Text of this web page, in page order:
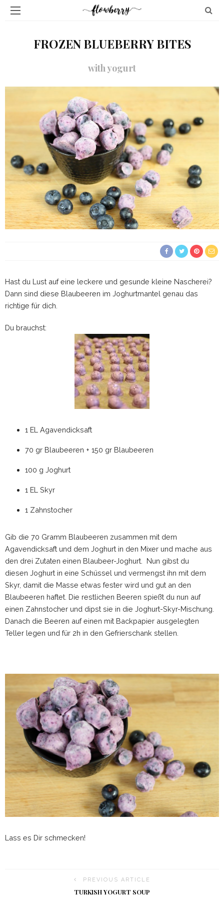
FROZEN BLUEBERRY BITES
with yogurt
Hast du Lust auf eine leckere und gesunde kleine Nascherei?
Dann sind diese Blaubeeren im Joghurtmantel genau das
richtige für dich.
Du brauchst:
1 EL Agavendicksaft
70 gr Blaubeeren + 150 gr Blaubeeren
100 g Joghurt
1 EL Skyr
1 Zahnstocher
Gib die 70 Gramm Blaubeeren zusammen mit dem
Agavendicksaft und dem Joghurt in den Mixer und mache aus
den drei Zutaten einen Blaubeer-Joghurt. Nun gibst du
diesen Joghurt in eine Schüssel und vermengst ihn mit dem
Skyr, damit die Masse etwas fester wird und gut an den
Blaubeeren haftet. Die restlichen Beeren spießt du nun auf
einen Zahnstocher und dipst sie in die Joghurt-Skyr-Mischung.
Danach die Beeren auf einen mit Backpapier ausgelegten
Teller legen und für 2h in den Gefrierschank stellen.
Lass es Dir schmecken!
PREVIOUS ARTICLE
TURKISH YOGURT SOUP